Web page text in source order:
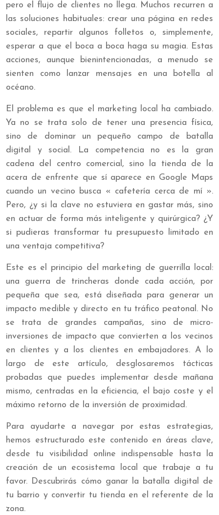
pero el flujo de clientes no llega. Muchos recurren a
las soluciones habituales: crear una página en redes
sociales, repartir algunos folletos o, simplemente,
esperar a que el boca a boca haga su magia. Estas
acciones, aunque bienintencionadas, a menudo se
sienten como lanzar mensajes en una botella al
océano.
El problema es que el marketing local ha cambiado.
Ya no se trata solo de tener una presencia física,
sino de dominar un pequeño campo de batalla
digital y social. La competencia no es la gran
cadena del centro comercial, sino la tienda de la
acera de enfrente que sí aparece en Google Maps
cuando un vecino busca « cafetería cerca de mí ».
Pero, ¿y si la clave no estuviera en gastar más, sino
en actuar de forma más inteligente y quirúrgica? ¿Y
si pudieras transformar tu presupuesto limitado en
una ventaja competitiva?
Este es el principio del marketing de guerrilla local:
una guerra de trincheras donde cada acción, por
pequeña que sea, está diseñada para generar un
impacto medible y directo en tu tráfico peatonal. No
se trata de grandes campañas, sino de micro-
inversiones de impacto que convierten a los vecinos
en clientes y a los clientes en embajadores. A lo
largo de este artículo, desglosaremos tácticas
probadas que puedes implementar desde mañana
mismo, centradas en la eficiencia, el bajo coste y el
máximo retorno de la inversión de proximidad.
Para ayudarte a navegar por estas estrategias,
hemos estructurado este contenido en áreas clave,
desde tu visibilidad online indispensable hasta la
creación de un ecosistema local que trabaje a tu
favor. Descubrirás cómo ganar la batalla digital de
tu barrio y convertir tu tienda en el referente de la
zona.